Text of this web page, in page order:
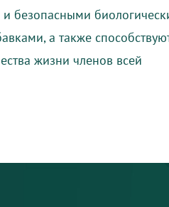
безопасными
а также
жизни членов всей